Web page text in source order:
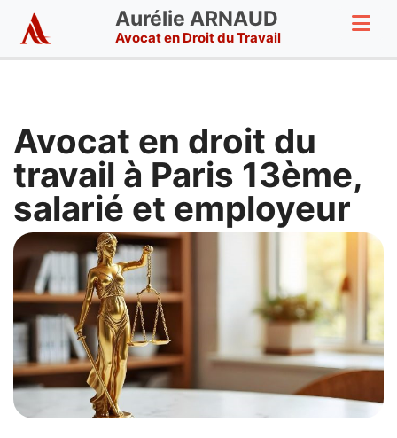
Aurélie ARNAUD
Avocat en Droit du Travail
Avocat en droit du
travail à Paris 13ème,
salarié et employeur